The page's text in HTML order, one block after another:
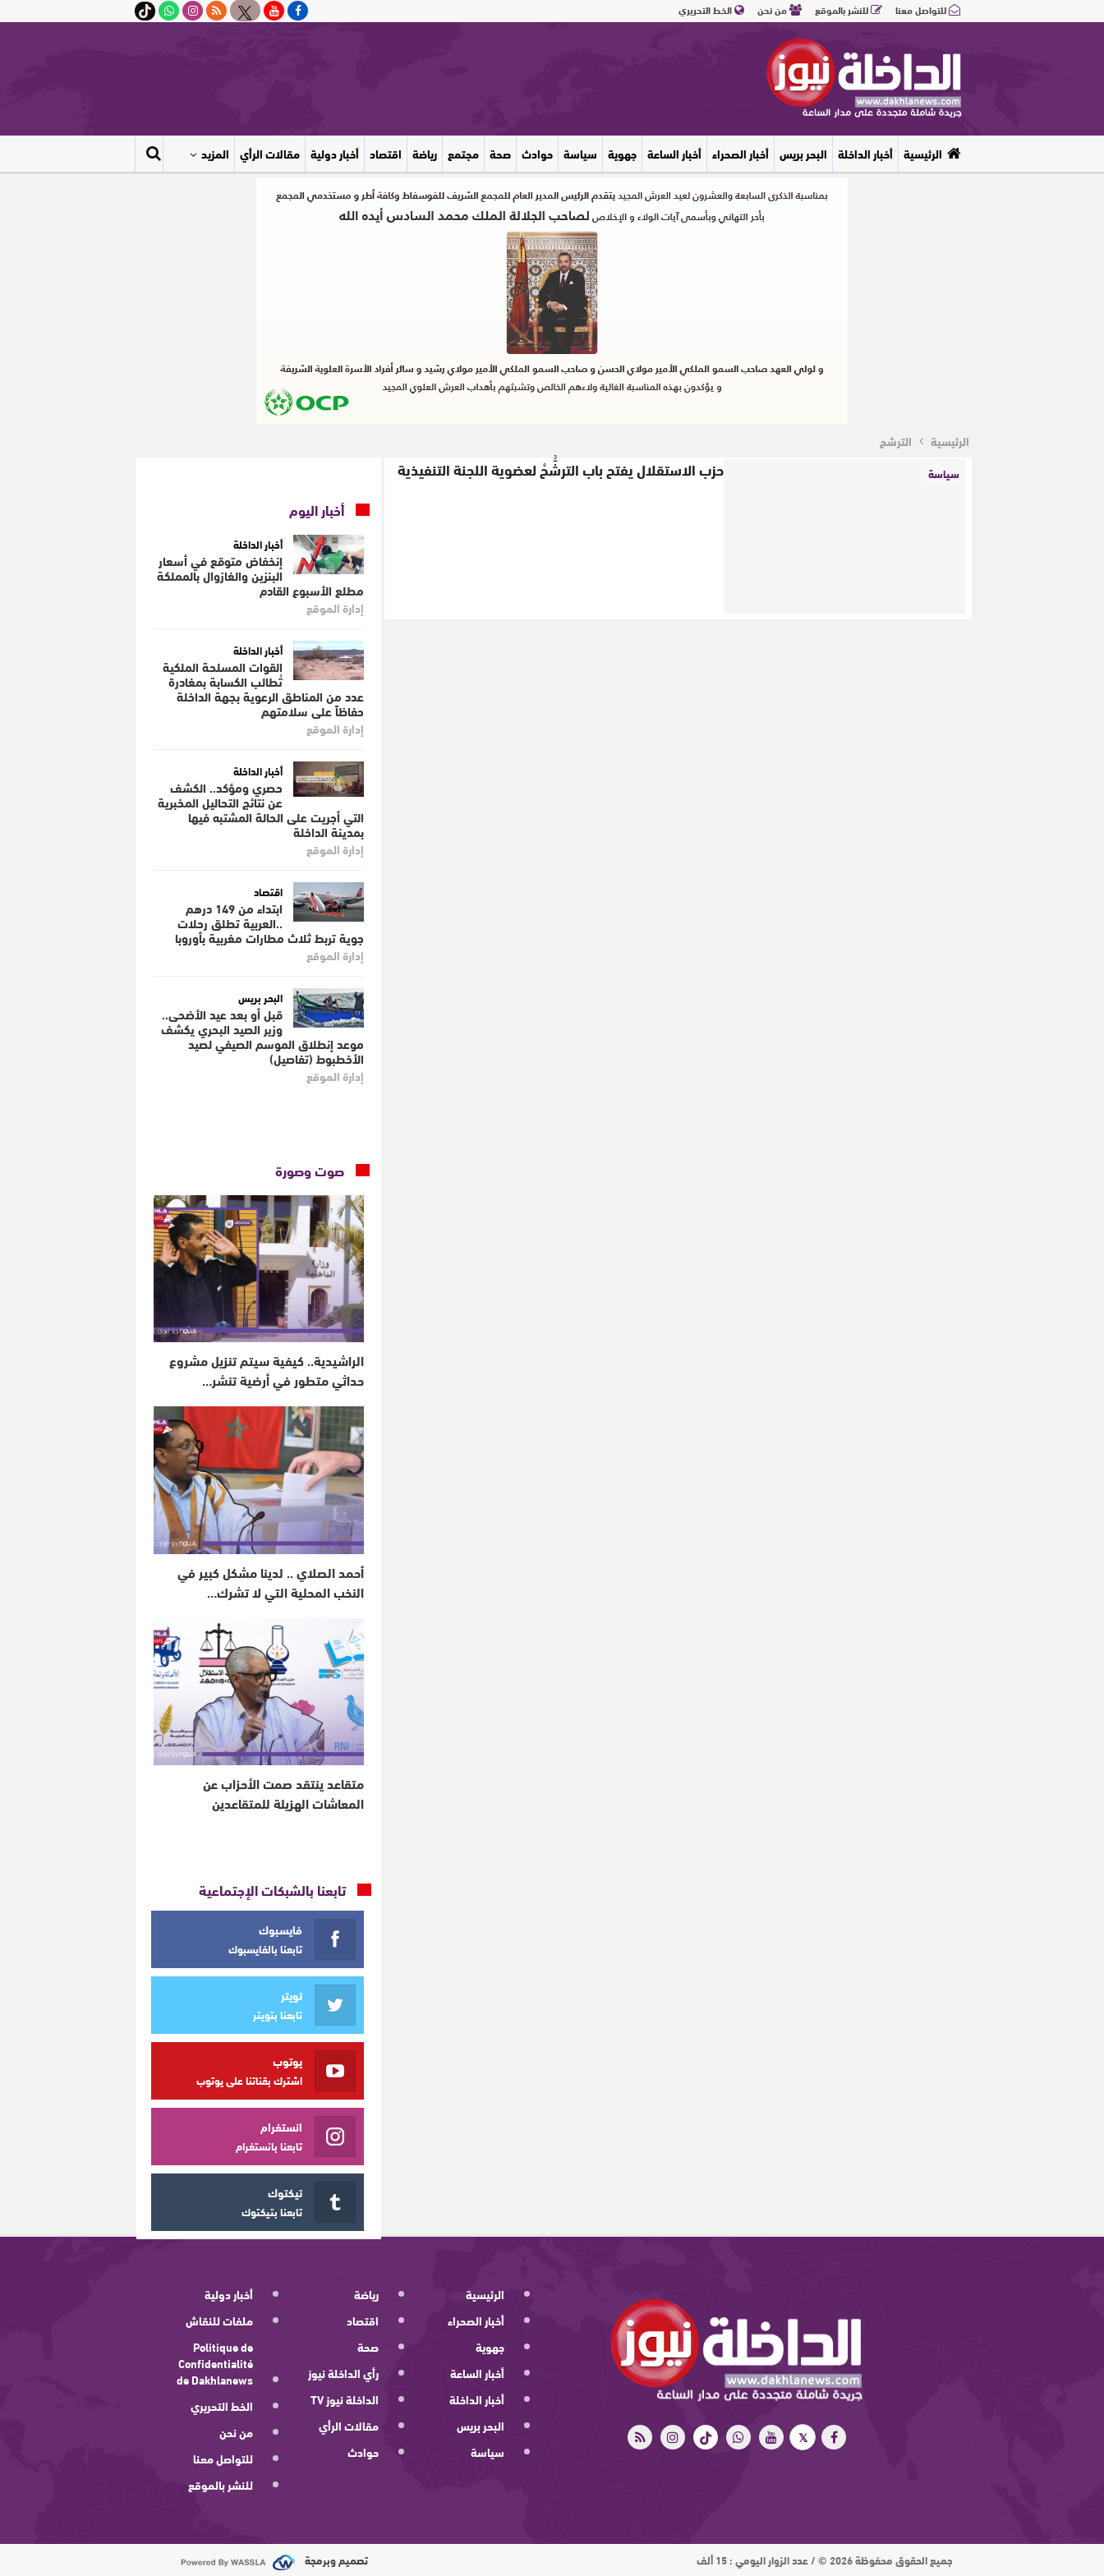
للتواصل معنا للنشر بالموقع من نحن الخط التحريري
الرئيسية أخبار الداخلة البحر بريس أخبار الصحراء أخبار الساعة جهوية سياسة حوادث صحة مجتمع رياضة اقتصاد أخبار دولية مقالات الرأي المزيد
الرئيسية الترشح
سياسة حزب الاستقلال يفتح باب الترشُّحْ لعضوية اللجنة التنفيذية
أخبار اليوم
أخبار الداخلة
إنخفاض متوقع في أسعار
البنزين والغازوال بالمملكة
مطلع الأسبوع القادم
إدارة الموقع
أخبار الداخلة
القوات المسلحة الملكية
تُطالب الكسابة بمغادرة
عدد من المناطق الرعوية بجهة الداخلة
حفاظاً على سلامتهم
إدارة الموقع
أخبار الداخلة
حصري ومؤكد.. الكشف
عن نتائج التحاليل المخبرية
التي أجريت على الحالة المشتبه فيها
بمدينة الداخلة
إدارة الموقع
اقتصاد
ابتداء من 149 درهم
..العربية تطلق رحلات
جوية تربط ثلاث مطارات مغربية بأوروبا
إدارة الموقع
البحر بريس
قبل أو بعد عيد الأضحى..
وزير الصيد البحري يكشف
موعد إنطلاق الموسم الصيفي لصيد
الأخطبوط (تفاصيل)
إدارة الموقع
صوت وصورة
الراشيدية.. كيفية سيتم تنزيل مشروع
حداثي متطور في أرضية تنشر…
أحمد الصلاي .. لدينا مشكل كبير في
النخب المحلية التي لا تشرك…
متقاعد ينتقد صمت الأحزاب عن
المعاشات الهزيلة للمتقاعدين
تابعنا بالشبكات الإجتماعية
فايسبوك
تابعنا بالفايسبوك
تويتر
تابعنا بتويتر
يوتوب
اشترك بقناتنا على يوتوب
انستغرام
تابعنا بانستغرام
تيكتوك
تابعنا بتيكتوك
الرئيسية
أخبار الصحراء
جهوية
أخبار الساعة
أخبار الداخلة
البحر بريس
سياسة
رياضة
اقتصاد
صحة
رأي الداخلة نيوز
الداخلة نيوز TV
مقالات الرأي
حوادث
أخبار دولية
ملفات للنقاش
Politique de
Confidentialité
de Dakhlanews
الخط التحريري
من نحن
للتواصل معنا
للنشر بالموقع
جميع الحقوق محفوظة 2026 © / عدد الزوار اليومي : 15 ألف تصميم وبرمجة